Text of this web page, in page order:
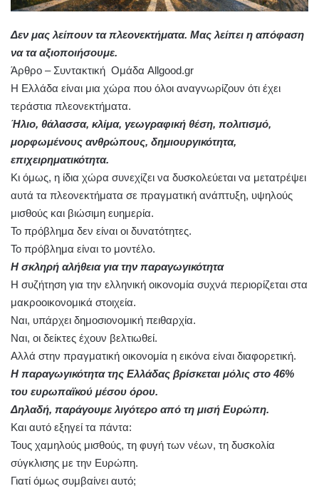
Δεν μας λείπουν τα πλεονεκτήματα. Μας λείπει η απόφαση
να τα αξιοποιήσουμε.
Άρθρο – Συντακτική Ομάδα Allgood.gr
Η Ελλάδα είναι μια χώρα που όλοι αναγνωρίζουν ότι έχει
τεράστια πλεονεκτήματα.
Ήλιο, θάλασσα, κλίμα, γεωγραφική θέση, πολιτισμό,
μορφωμένους ανθρώπους, δημιουργικότητα,
επιχειρηματικότητα.
Κι όμως, η ίδια χώρα συνεχίζει να δυσκολεύεται να μετατρέψει
αυτά τα πλεονεκτήματα σε πραγματική ανάπτυξη, υψηλούς
μισθούς και βιώσιμη ευημερία.
Το πρόβλημα δεν είναι οι δυνατότητες.
Το πρόβλημα είναι το μοντέλο.
Η σκληρή αλήθεια για την παραγωγικότητα
Η συζήτηση για την ελληνική οικονομία συχνά περιορίζεται στα
μακροοικονομικά στοιχεία.
Ναι, υπάρχει δημοσιονομική πειθαρχία.
Ναι, οι δείκτες έχουν βελτιωθεί.
Αλλά στην πραγματική οικονομία η εικόνα είναι διαφορετική.
Η παραγωγικότητα της Ελλάδας βρίσκεται μόλις στο 46%
του ευρωπαϊκού μέσου όρου.
Δηλαδή, παράγουμε λιγότερο από τη μισή Ευρώπη.
Και αυτό εξηγεί τα πάντα:
Τους χαμηλούς μισθούς, τη φυγή των νέων, τη δυσκολία
σύγκλισης με την Ευρώπη.
Γιατί όμως συμβαίνει αυτό;